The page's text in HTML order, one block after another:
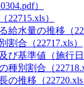
）
22715.xls）
給水量の推移（
割合（22717.xls）
び基準値（施行
種別割合（
の推移（22720.xls